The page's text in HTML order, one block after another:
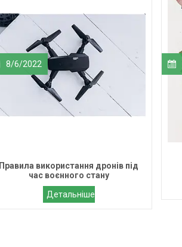
8/6/2022
Правила використання дронів під
час воєнного стану